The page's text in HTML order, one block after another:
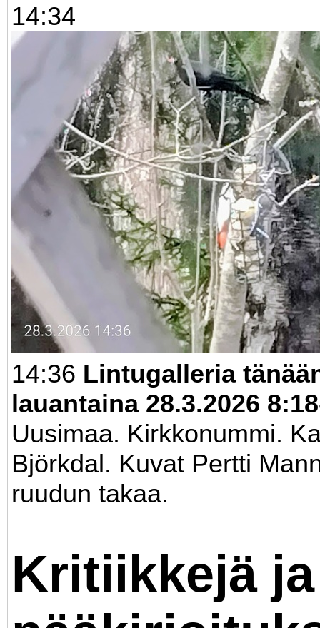
14:34
14:36 Lintugalleria
lauantaina 28.3.2026
Uusimaa. Kirkkonummi.
Björkdal. Kuvat Pertti
ruudun takaa.
Kritiikkejä ja